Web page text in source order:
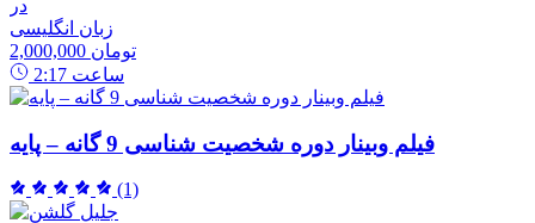
در
زبان انگلیسی
2,000,000 تومان
2:17 ساعت
فیلم وبینار دوره شخصیت شناسی 9 گانه – پایه
(1)